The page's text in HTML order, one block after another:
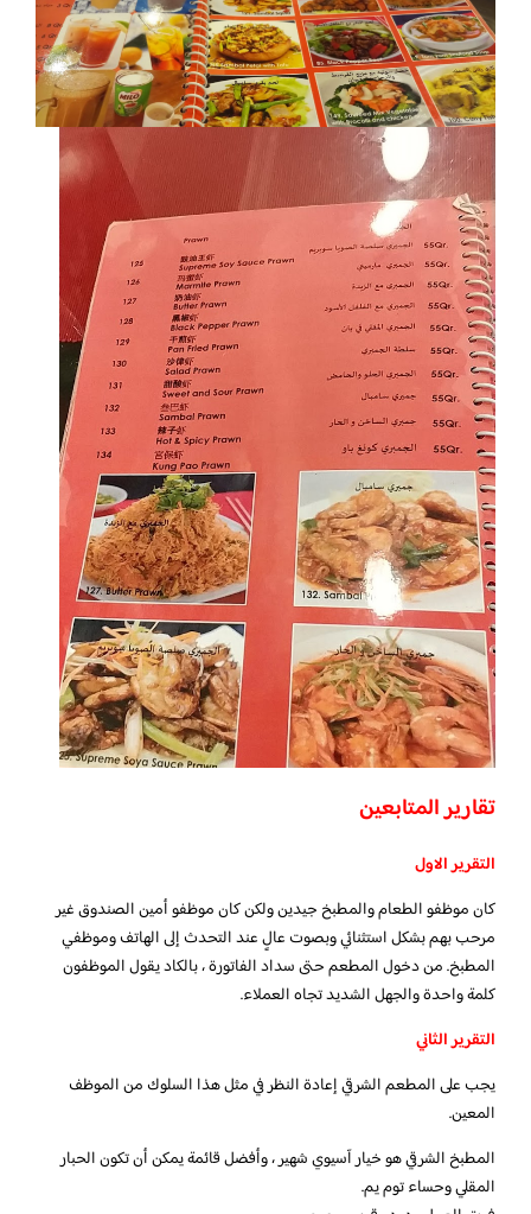
تقارير المتابعين
التقرير الاول
كان موظفو الطعام والمطبخ جيدين ولكن كان موظفو أمين الصندوق غير
مرحب بهم بشكل استثنائي وبصوت عالٍ عند التحدث إلى الهاتف وموظفي
المطبخ. من دخول المطعم حتى سداد الفاتورة ، بالكاد يقول الموظفون
كلمة واحدة والجهل الشديد تجاه العملاء.
التقرير الثاني
يجب على المطعم الشرقي إعادة النظر في مثل هذا السلوك من الموظف
المعين.
المطبخ الشرقي هو خيار آسيوي شهير ، وأفضل قائمة يمكن أن تكون الحبار
المقلي وحساء توم يم.